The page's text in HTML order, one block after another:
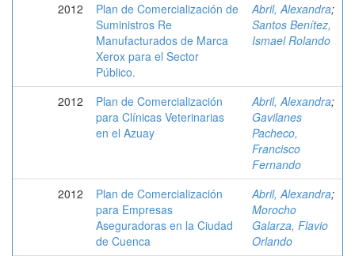
2012
Plan de Comercialización de
Suministros Re
Manufacturados de Marca
Xerox para el Sector
Público.
Abril, Alexandra;
Santos Benítez,
Ismael Rolando
2012
Plan de Comercialización
para Clínicas Veterinarias
en el Azuay
Abril, Alexandra;
Gavilanes
Pacheco,
Francisco
Fernando
2012
Plan de Comercialización
para Empresas
Aseguradoras en la Ciudad
de Cuenca
Abril, Alexandra;
Morocho
Galarza, Flavio
Orlando